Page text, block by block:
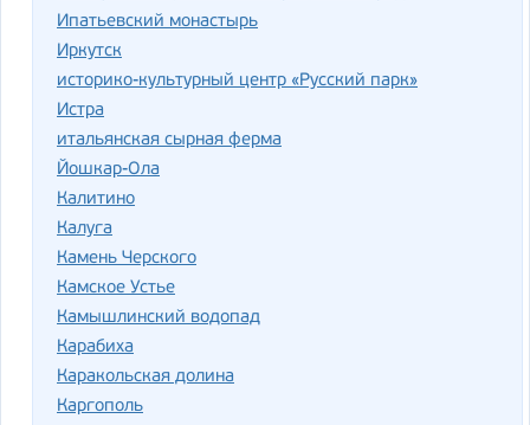
Ипатьевский монастырь
Иркутск
историко-культурный центр «Русский парк»
Истра
итальянская сырная ферма
Йошкар-Ола
Калитино
Калуга
Камень Черского
Камское Устье
Камышлинский водопад
Карабиха
Каракольская долина
Каргополь